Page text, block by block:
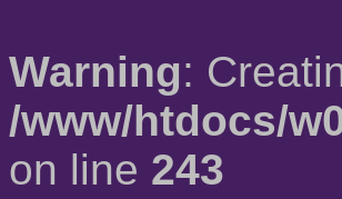
Warning:
/www/htdocs/
on line 243